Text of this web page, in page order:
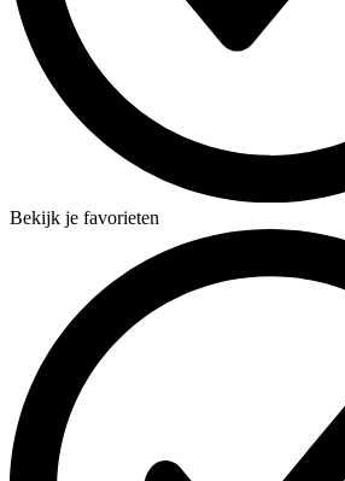
Bekijk je favorieten